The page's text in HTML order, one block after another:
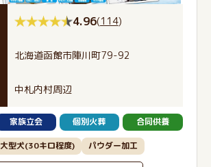
4.96(114)
北海道函館市陣川町79-92
中札内村周辺
家族立会 個別火葬 合同供養
大型犬(30キロ程度) パウダー加工